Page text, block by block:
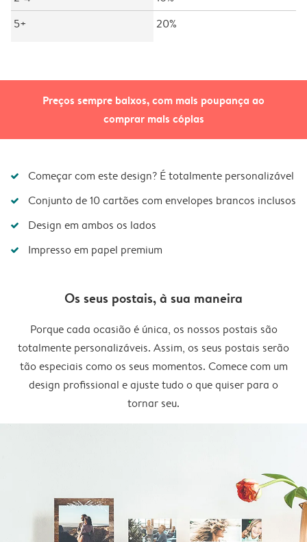
Preços sempre baixos, com mais poupança ao
comprar mais cópias
5+
20%
Começar com este design? É totalmente personalizável
Conjunto de 10 cartões com envelopes brancos inclusos
Design em ambos os lados
Impresso em papel premium
Os seus postais, à sua maneira
Porque cada ocasião é única, os nossos postais são
totalmente personalizáveis. Assim, os seus postais serão
tão especiais como os seus momentos. Comece com um
design profissional e ajuste tudo o que quiser para o
tornar seu.